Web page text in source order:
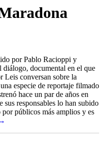
por Pablo Racioppi y
documental en el que
Leis conversan sobre la
especie de reportaje filmado
hace un par de años en
sus responsables lo han subido
públicos más amplios y es